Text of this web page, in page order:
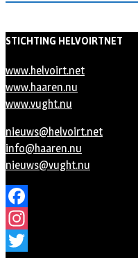
STICHTING HELVOIRTNET
www.helvoirt.net
www.haaren.nu
www.vught.nu
nieuws@helvoirt.net
info@haaren.nu
nieuws@vught.nu
Facebook
Instagram